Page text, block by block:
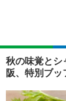
ショ
秋の味覚とシ
阪、特別ブ